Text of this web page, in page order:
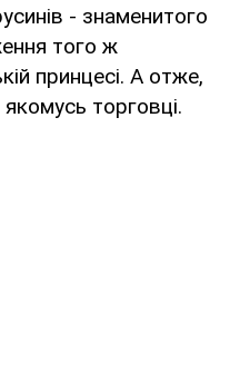
- знаменитого
того ж
принцесі. А отже,
торговці.